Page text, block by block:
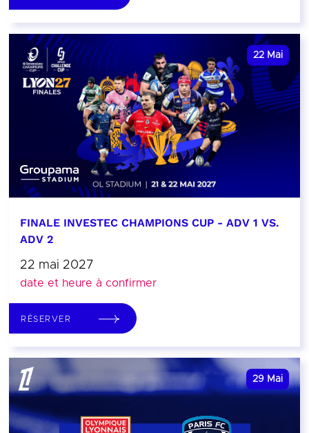
22 Mai
FINALE INVESTEC CHAMPIONS CUP - ADV 1 VS.
ADV 2
22 mai 2027
date et heure à confirmer
RÉSERVER
29 Mai